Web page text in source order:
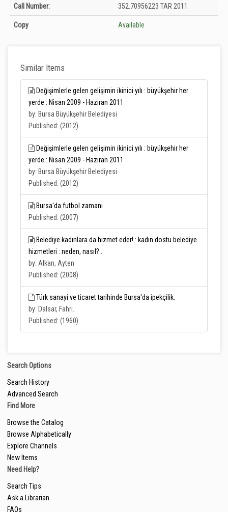
Holdings details from T.C. Tarım ve Orman Bakanlığı Kütüphanesi (Söğütözü
Koleksiyonu - Yenimahalle): Unknown
Call Number: 352.70956223 TAR 2011
Copy Available
Similar Items
Değişimlerle gelen gelişimin ikinici yılı : büyükşehir her
yerde : Nisan 2009 - Haziran 2011
by: Bursa Büyükşehir Belediyesi
Published: (2012)
Değişimlerle gelen gelişimin ikinici yılı : büyükşehir her
yerde : Nisan 2009 - Haziran 2011
by: Bursa Büyükşehir Belediyesi
Published: (2012)
Bursa'da futbol zamanı
Published: (2007)
Belediye kadınlara da hizmet eder! : kadın dostu belediye
hizmetleri : neden, nasıl?..
by: Alkan, Ayten
Published: (2008)
Türk sanayi ve ticaret tarihinde Bursa'da ipekçilik.
by: Dalsar, Fahri.
Published: (1960)
Search Options
Search History
Advanced Search
Find More
Browse the Catalog
Browse Alphabetically
Explore Channels
New Items
Need Help?
Search Tips
Ask a Librarian
FAQs